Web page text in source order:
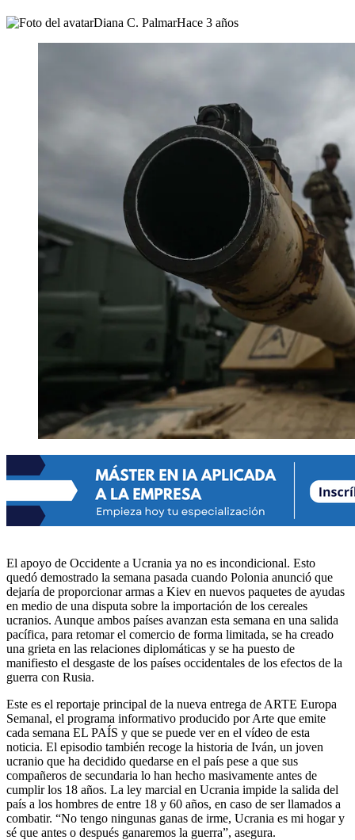
Diana C. PalmarHace 3 años
El apoyo de Occidente a Ucrania ya no es incondicional. Esto
quedó demostrado la semana pasada cuando Polonia anunció que
dejaría de proporcionar armas a Kiev en nuevos paquetes de ayudas
en medio de una disputa sobre la importación de los cereales
ucranios. Aunque ambos países avanzan esta semana en una salida
pacífica, para retomar el comercio de forma limitada, se ha creado
una grieta en las relaciones diplomáticas y se ha puesto de
manifiesto el desgaste de los países occidentales de los efectos de la
guerra con Rusia.
Este es el reportaje principal de la nueva entrega de ARTE Europa
Semanal, el programa informativo producido por Arte que emite
cada semana EL PAÍS y que se puede ver en el vídeo de esta
noticia. El episodio también recoge la historia de Iván, un joven
ucranio que ha decidido quedarse en el país pese a que sus
compañeros de secundaria lo han hecho masivamente antes de
cumplir los 18 años. La ley marcial en Ucrania impide la salida del
país a los hombres de entre 18 y 60 años, en caso de ser llamados a
combatir. “No tengo ningunas ganas de irme, Ucrania es mi hogar y
sé que antes o después ganaremos la guerra”, asegura.